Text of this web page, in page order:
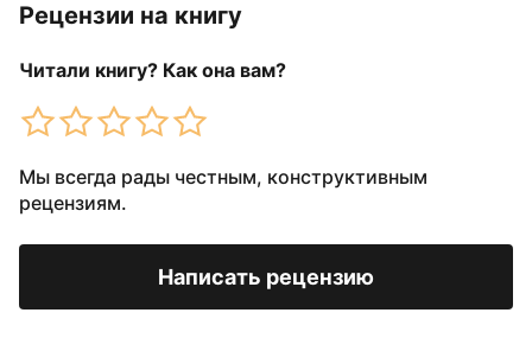
Рецензии на книгу
Читали книгу? Как она вам?
Мы всегда рады честным, конструктивным
рецензиям.
Написать рецензию